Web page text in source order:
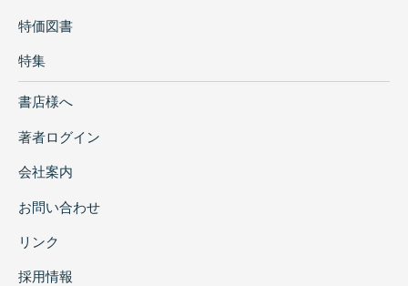
特価図書
特集
書店様へ
著者ログイン
会社案内
お問い合わせ
リンク
採用情報